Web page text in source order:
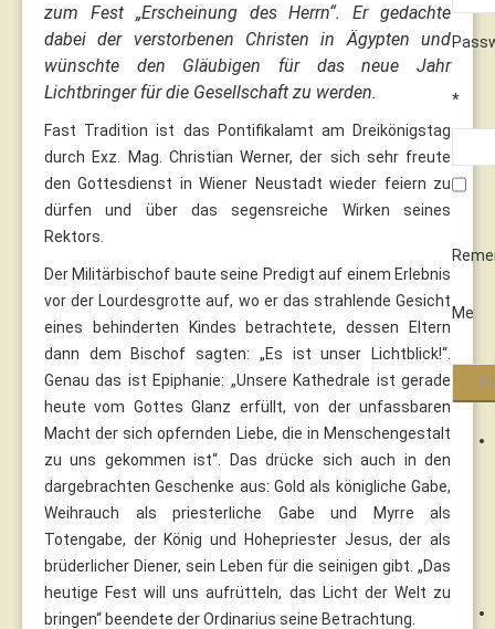
*
Me
zum Fest „Erscheinung des Herrn“. Er gedachte
dabei der verstorbenen Christen in Ägypten und
wünschte den Gläubigen für das neue Jahr
Lichtbringer für die Gesellschaft zu werden.
Fast Tradition ist das Pontifikalamt am Dreikönigstag
durch Exz. Mag. Christian Werner, der sich sehr freute
den Gottesdienst in Wiener Neustadt wieder feiern zu
dürfen und über das segensreiche Wirken seines
Rektors.
Der Militärbischof baute seine Predigt auf einem Erlebnis
vor der Lourdesgrotte auf, wo er das strahlende Gesicht
eines behinderten Kindes betrachtete, dessen Eltern
dann dem Bischof sagten: „Es ist unser Lichtblick!“.
Genau das ist Epiphanie: „Unsere Kathedrale ist gerade
heute vom Gottes Glanz erfüllt, von der unfassbaren
Macht der sich opfernden Liebe, die in Menschengestalt
zu uns gekommen ist“. Das drücke sich auch in den
dargebrachten Geschenke aus: Gold als königliche Gabe,
Weihrauch als priesterliche Gabe und Myrre als
Totengabe, der König und Hohepriester Jesus, der als
brüderlicher Diener, sein Leben für die seinigen gibt. „Das
heutige Fest will uns aufrütteln, das Licht der Welt zu
bringen“ beendete der Ordinarius seine Betrachtung.